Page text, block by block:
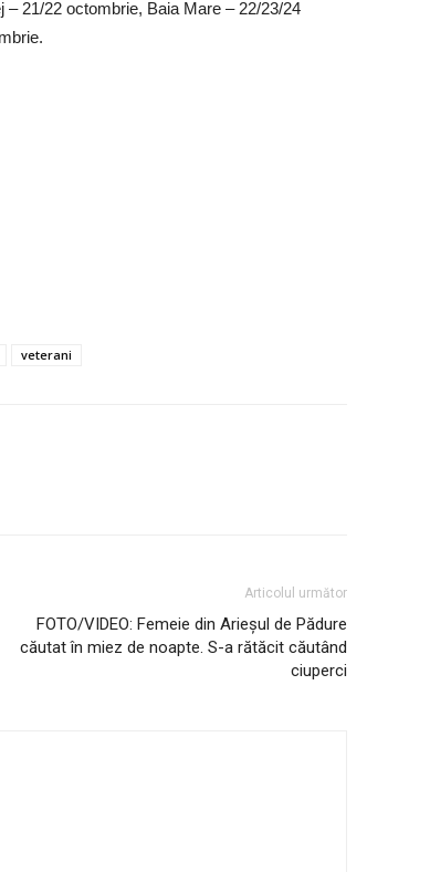
21/22 octombrie, Baia Mare – 22/23/24
veterani
Articolul următor
FOTO/VIDEO: Femeie din Arieșul de Pădure
căutat în miez de noapte. S-a rătăcit căutând
ciuperci